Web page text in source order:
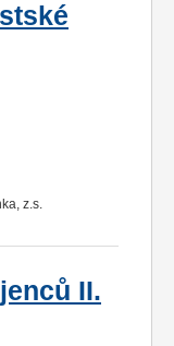
z.s.
II.